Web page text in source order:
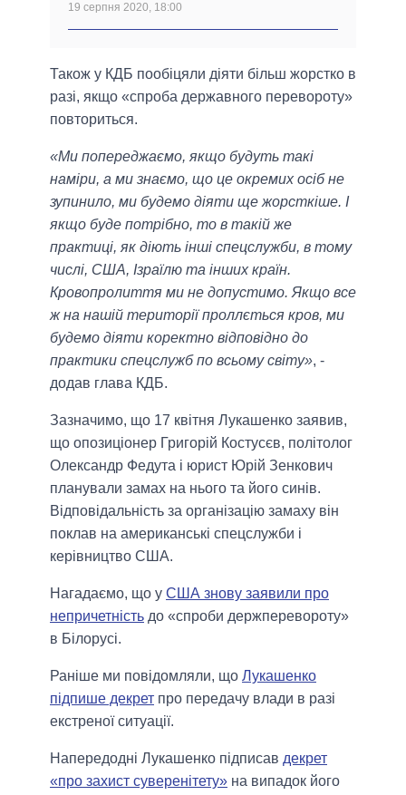
19 серпня 2020, 18:00
Також у КДБ пообіцяли діяти більш жорстко в
разі, якщо «спроба державного перевороту»
повториться.
«Ми попереджаємо, якщо будуть такі
наміри, а ми знаємо, що це окремих осіб не
зупинило, ми будемо діяти ще жорсткіше. І
якщо буде потрібно, то в такій же
практиці, як діють інші спецслужби, в тому
числі, США, Ізраїлю та інших країн.
Кровопролиття ми не допустимо. Якщо все
ж на нашій території проллється кров, ми
будемо діяти коректно відповідно до
практики спецслужб по всьому світу», -
додав глава КДБ.
Зазначимо, що 17 квітня Лукашенко заявив,
що опозиціонер Григорій Костусєв, політолог
Олександр Федута і юрист Юрій Зенкович
планували замах на нього та його синів.
Відповідальність за організацію замаху він
поклав на американські спецслужби і
керівництво США.
Нагадаємо, що у США знову заявили про
непричетність до «спроби держперевороту»
в Білорусі.
Раніше ми повідомляли, що Лукашенко
підпише декрет про передачу влади в разі
екстреної ситуації.
Напередодні Лукашенко підписав декрет
«про захист суверенітету» на випадок його